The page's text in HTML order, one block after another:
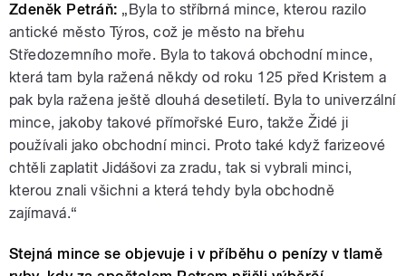
Zdeněk Petráň: „Byla to stříbrná mince, kterou razilo
antické město Týros, což je město na břehu
Středozemního moře. Byla to taková obchodní mince,
která tam byla ražená někdy od roku 125 před Kristem a
pak byla ražena ještě dlouhá desetiletí. Byla to univerzální
mince, jakoby takové přímořské Euro, takže Židé ji
používali jako obchodní minci. Proto také když farizeové
chtěli zaplatit Jidášovi za zradu, tak si vybrali minci,
kterou znali všichni a která tehdy byla obchodně
zajímavá.“
Stejná mince se objevuje i v příběhu o penízy v tlamě